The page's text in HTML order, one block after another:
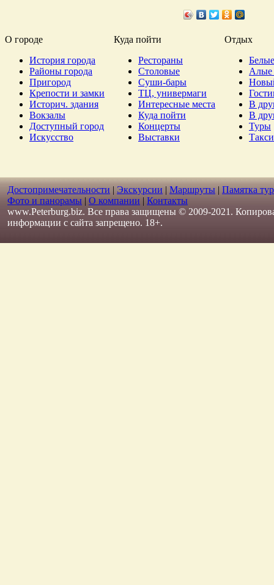
О городе Куда пойти
Отдых
История города
Районы города
Пригород
Крепости и замки
Историч. здания
Вокзалы
Доступный город
Искусство
Рестораны
Столовые
Суши-бары
ТЦ, универмаги
Интересные места
Куда пойти
Концерты
Выставки
Алые
В
В
Туры
Такси
Достопримечательности | Экскурсии | Маршруты | Памятка
Фото и панорамы | О компании | Контакты
www.Peterburg.biz. Все права защищены © 2009-2021.
информации с сайта запрещено. 18+.